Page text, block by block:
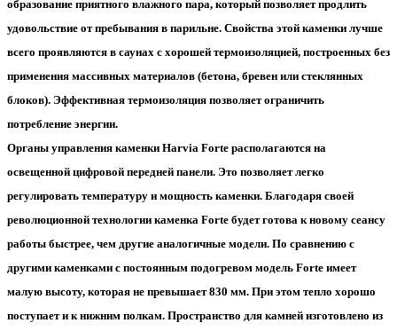
образование приятного влажного пара, который позволяет продлить
удовольствие от пребывания в парильне. Свойства этой каменки лучше
всего проявляются в саунах с хорошей термоизоляцией, построенных без
применения массивных материалов (бетона, бревен или стеклянных
блоков). Эффективная термоизоляция позволяет ограничить
потребление энергии.
Органы управления каменки Harvia Forte располагаются на
освещенной цифровой передней панели. Это позволяет легко
регулировать температуру и мощность каменки. Благодаря своей
революционной технологии каменка Forte будет готова к новому сеансу
работы быстрее, чем другие аналогичные модели. По сравнению с
другими каменками с постоянным подогревом модель Forte имеет
малую высоту, которая не превышает 830 мм. При этом тепло хорошо
поступает и к нижним полкам. Пространство для камней изготовлено из